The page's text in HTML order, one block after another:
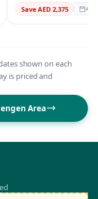
Save AED 2,375 4
shown on each
is priced and
Area